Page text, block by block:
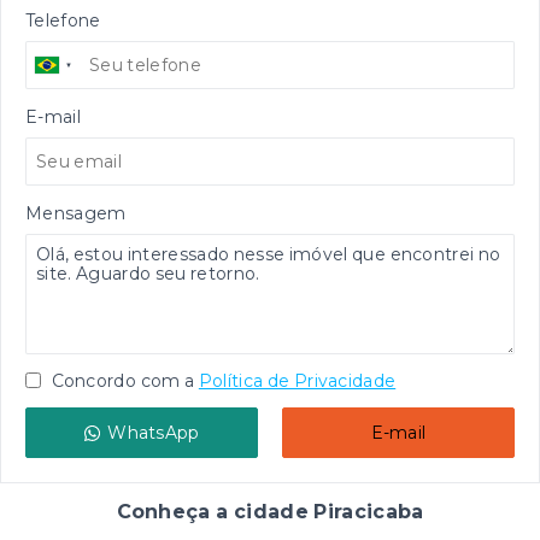
Telefone
E-mail
Mensagem
Concordo com a Política de Privacidade
WhatsApp E-mail
Conheça a cidade Piracicaba